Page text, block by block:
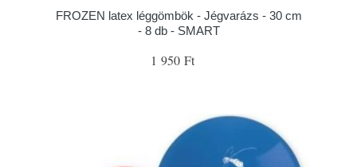
FROZEN latex léggömbök - Jégvarázs - 30 cm
- 8 db - SMART
1 950 Ft